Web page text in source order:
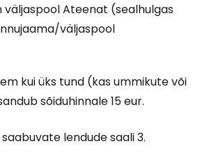
väljaspool Ateenat (sealhulgas
väljaspool
kui üks tund (kas ummikute või
sõiduhinnale 15 eur.
lendude saali 3.